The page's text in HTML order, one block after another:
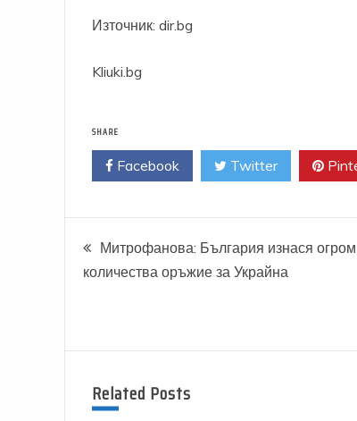
Източник: dir.bg
Kliuki.bg
SHARE
Facebook Twitter
Навигация
Митрофанова: България изнася
количества оръжие за Украйна
Related Posts